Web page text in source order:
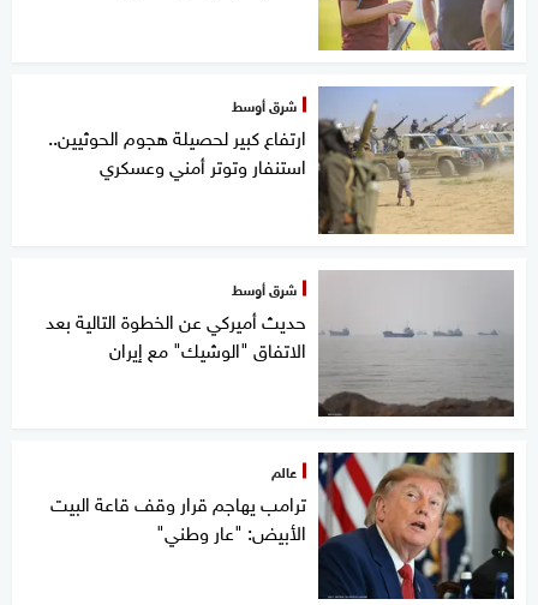
شرق أوسط
ارتفاع كبير لحصيلة هجوم الحوثيين..
استنفار وتوتر أمني وعسكري
شرق أوسط
حديث أميركي عن الخطوة التالية بعد
الاتفاق "الوشيك" مع إيران
عالم
ترامب يهاجم قرار وقف قاعة البيت
الأبيض: "عار وطني"